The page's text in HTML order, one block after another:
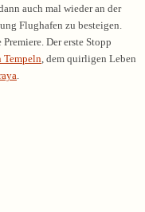
auch mal wieder an der
Flughafen zu besteigen.
Der erste Stopp
Tempeln, dem quirligen Leben
.